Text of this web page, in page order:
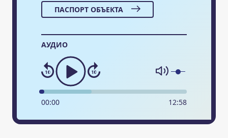
ПАСПОРТ ОБЪЕКТА
АУДИО
00:00 12:58